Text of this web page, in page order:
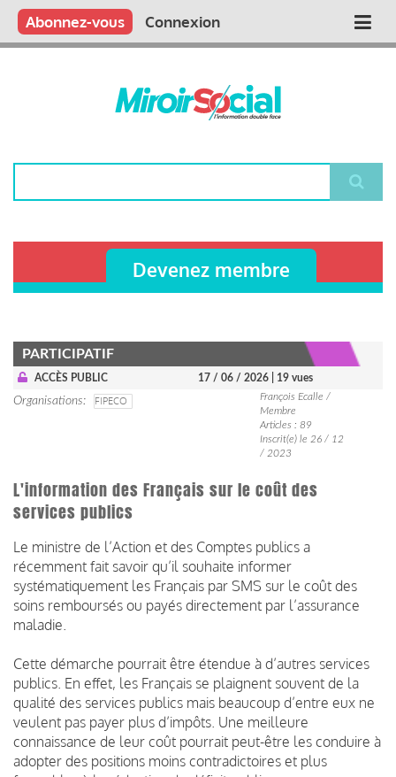
Aller
contenu
Main
Qui sommes nous ?
Vous publiez
Nous publions
Contactez-nous
Abonnez-vous Connexion
Devenez membre
PARTICIPATIF
ACCÈS PUBLIC 17 / 06 / 2026 | 19 vues
Organisations FIPECO
François Ecalle /
Membre
Articles : 89
Inscrit(e) le 26 / 12
/ 2023
L'information des Français sur le coût des
services publics
Le ministre de l’Action et des Comptes publics a
récemment fait savoir qu’il souhaite informer
systématiquement les Français par SMS sur le coût des
soins remboursés ou payés directement par l’assurance
maladie.
Cette démarche pourrait être étendue à d’autres services
publics. En effet, les Français se plaignent souvent de la
qualité des services publics mais beaucoup d’entre eux ne
veulent pas payer plus d’impôts. Une meilleure
connaissance de leur coût pourrait peut-être les conduire à
adopter des positions moins contradictoires et plus